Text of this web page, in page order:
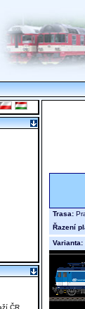
Trasa:
Řazení
Varianta: